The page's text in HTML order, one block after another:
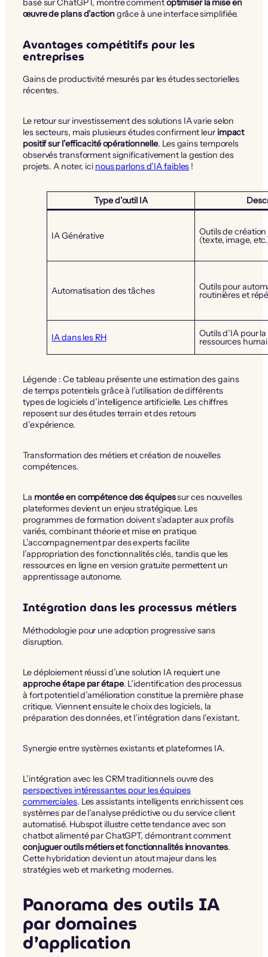
basé sur ChatGPT, montre commentoptimiser la mise en
œuvre de plans d’action grâce à une interface simplifiée.
Avantages compétitifs pour les
entreprises
Gains de productivité mesurés par les études sectorielles
récentes.
Le retour sur investissement des solutions IA varie selon
les secteurs, mais plusieurs études confirment leur impact
positif sur l’efficacité opérationnelle. Les gains temporels
observés transforment significativement la gestion des
projets. A noter, ici nous parlons d’IA faibles !
Type d’outil IA
IA Générative Outils de
(texte, image,
Automatisation des tâches Outils pour
routinières et
IA dans les RH Outils d’IA pour
ressources
Légende : Ce tableau présente une estimation des gains
de temps potentiels grâce à l’utilisation de différents
types de logiciels d’intelligence artificielle. Les chiffres
reposent sur des études terrain et des retours
d’expérience.
Transformation des métiers et création de nouvelles
compétences.
La montée en compétence des équipessur ces nouvelles
plateformes devient un enjeu stratégique. Les
programmes de formation doivent s’adapter aux profils
variés, combinant théorie et mise en pratique.
L’accompagnement par des experts facilite
l’appropriation des fonctionnalités clés, tandis que les
ressources en ligne en version gratuite permettent un
apprentissage autonome.
Intégration dans les processus métiers
Méthodologie pour une adoption progressive sans
disruption.
Le déploiement réussi d’une solution IA requiert une
approche étape par étape. L’identification des processus
à fort potentiel d’amélioration constitue la première phase
critique. Viennent ensuite le choix des logiciels, la
préparation des données, et l’intégration dans l’existant.
Synergie entre systèmes existants et plateformes IA.
L’intégration avec les CRM traditionnels ouvre des
perspectives intéressantes pour les équipes
commerciales. Les assistants intelligents enrichissent ces
systèmes par de l’analyse prédictive ou du service client
automatisé. Hubspot illustre cette tendance avec son
chatbot alimenté par ChatGPT, démontrant comment
conjuguer outils métiers et fonctionnalités innovantes.
Cette hybridation devient un atout majeur dans les
stratégies web et marketing modernes.
Panorama des outils IA
par domaines
d’application